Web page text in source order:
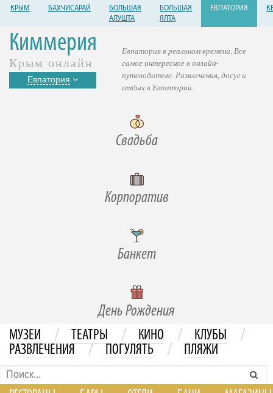
КРЫМ БАХЧИСАРАЙ
БОЛЬШАЯ
АЛУШТА
БОЛЬШАЯ
ЯЛТА
ЕВПАТОРИЯ
Киммерия
Крым онлайн
Евпатория
Свадьба
Корпоратив
Банкет
День Рождения
Евпатория в реальном времени. Все
самое интересное в онлайн-
путеводителе. Развлечения, досуг и
отдых в Евпатории.
МУЗЕИ / ТЕАТРЫ / КИНО / КЛУБЫ /
РАЗВЛЕЧЕНИЯ / ПОГУЛЯТЬ / ПЛЯЖИ